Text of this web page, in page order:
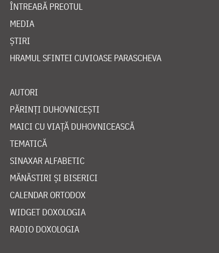
ÎNTREABĂ PREOTUL
MEDIA
ȘTIRI
HRAMUL SFINTEI CUVIOASE PARASCHEVA
AUTORI
PĂRINȚI DUHOVNICEȘTI
MAICI CU VIAȚĂ DUHOVNICEASCĂ
TEMATICĂ
SINAXAR ALFABETIC
MĂNĂSTIRI ȘI BISERICI
CALENDAR ORTODOX
WIDGET DOXOLOGIA
RADIO DOXOLOGIA